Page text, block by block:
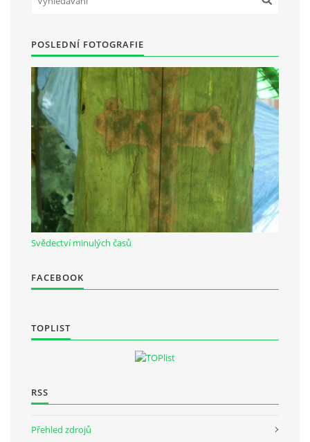
POSLEDNÍ FOTOGRAFIE
Svědectví minulých časů
FACEBOOK
TOPLIST
RSS
Přehled zdrojů